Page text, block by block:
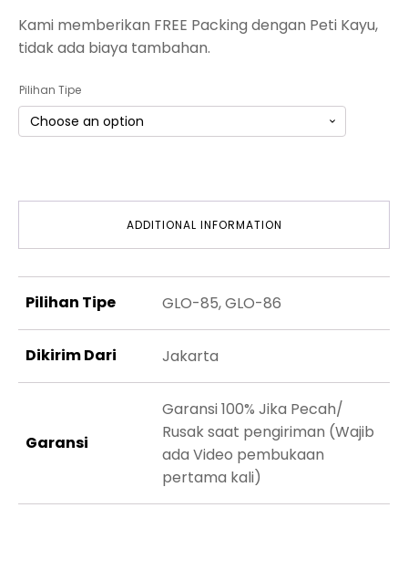
Kami memberikan FREE Packing dengan Peti Kayu,
tidak ada biaya tambahan.
Pilihan Tipe
ADDITIONAL INFORMATION
Pilihan Tipe GLO-85, GLO-86
Dikirim Dari Jakarta
Garansi
Garansi 100% Jika Pecah/
Rusak saat pengiriman (Wajib
ada Video pembukaan
pertama kali)